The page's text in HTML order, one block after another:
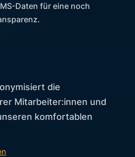
Daten für eine noch
die
Mitarbeiter:innen und
komfortablen